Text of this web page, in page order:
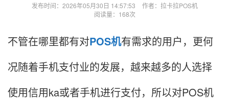
发布时间：2026年05月30日 14:57:53
作者：拉卡拉POS机
阅读量：168次
不管在哪里都有对POS机有需求的用户，更何
况随着手机支付业的发展，越来越多的人选择
使用信用ka或者手机进行支付，所以对POS机